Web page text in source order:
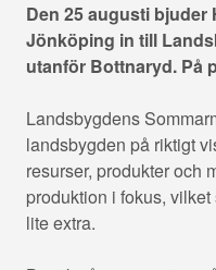
Den 25 augusti
Jönköping in till
utanför Bottnaryd. På
Landsbygdens
landsbygden på riktigt
resurser, produkter och
produktion i fokus,
lite extra.